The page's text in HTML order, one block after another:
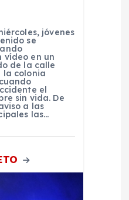
jóvenes
se
vídeo en un
de la calle
la colonia
el
sin vida. De
a las
las…